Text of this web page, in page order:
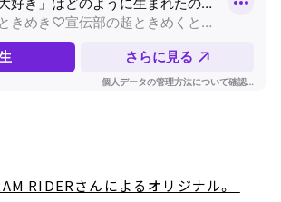
RIDERさんによるオリジナル。